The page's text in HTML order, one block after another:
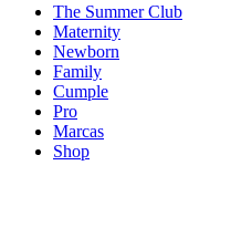
The Summer Club
Maternity
Newborn
Family
Cumple
Pro
Marcas
Shop